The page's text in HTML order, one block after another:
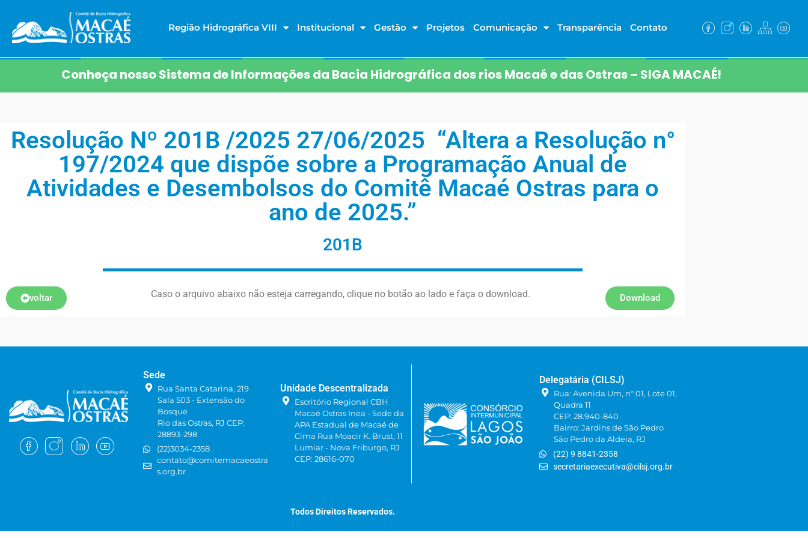
Região Hidrográfica VIII Institucional Gestão Projetos Comunicação Transparência Contato
Conheça nosso Sistema de Informações da Bacia Hidrográfica dos rios Macaé e das Ostras – SIGA MACAÉ!
Resolução Nº 201B /2025 27/06/2025 “Altera a Resolução n°
197/2024 que dispõe sobre a Programação Anual de
Atividades e Desembolsos do Comitê Macaé Ostras para o
ano de 2025.”
201B
voltar Caso o arquivo abaixo não esteja carregando, clique no botão ao lado e faça o download. Download
Sede
Rua Santa Catarina, 219
Sala 503 - Extensão do
Bosque
Rio das Ostras, RJ CEP:
28893-298
(22)3034-2358
contato@comitemacaeostra
s.org.br
Unidade Descentralizada
Escritório Regional CBH
Macaé Ostras Inea - Sede da
APA Estadual de Macaé de
Cima Rua Moacir K. Brust, 11
Lumiar - Nova Friburgo, RJ
CEP: 28616-070
Delegatária (CILSJ)
Rua: Avenida Um, n° 01, Lote 01,
Quadra 11
CEP: 28.940-840
Bairro: Jardins de São Pedro
São Pedro da Aldeia, RJ
(22) 9 8841-2358
secretariaexecutiva@cilsj.org.br
Todos Direitos Reservados.